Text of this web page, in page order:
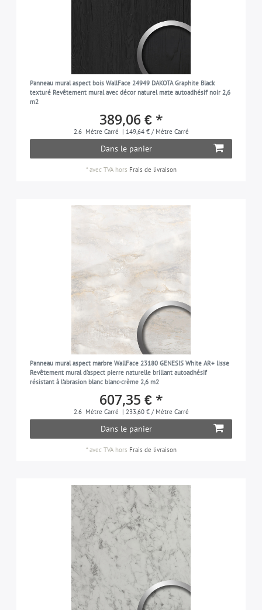
Panneau mural aspect bois WallFace 24949 DAKOTA Graphite Black
texturé Revêtement mural avec décor naturel mate autoadhésif noir 2,6
m2
389,06 € *
2.6 Mètre Carré | 149,64 € / Mètre Carré
Dans le panier
*avec TVAhors Frais de livraison
Panneau mural aspect marbre WallFace 23180 GENESIS White AR+ lisse
Revêtement mural d'aspect pierre naturelle brillant autoadhésif
résistant à l'abrasion blanc blanc-crème 2,6 m2
607,35 € *
2.6 Mètre Carré | 233,60 € / Mètre Carré
Dans le panier
*avec TVAhors Frais de livraison